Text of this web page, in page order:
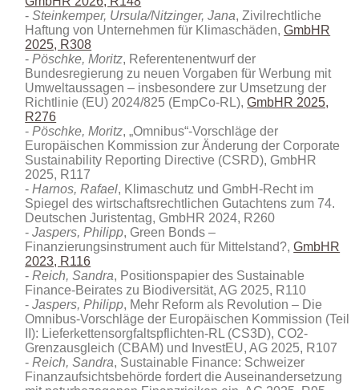
Steinkemper, Ursula/Nitzinger, Jana, Zivilrechtliche
Haftung von Unternehmen für Klimaschäden,GmbHR
2025, R308
Pöschke, Moritz, Referentenentwurf der
Bundesregierung zu neuen Vorgaben für Werbung mit
Umweltaussagen – insbesondere zur Umsetzung der
Richtlinie (EU) 2024/825 (EmpCo-RL),GmbHR 2025,
R276
Pöschke, Moritz, „Omnibus“-Vorschläge der
Europäischen Kommission zur Änderung der Corporate
Sustainability Reporting Directive (CSRD), GmbHR
2025, R117
Harnos, Rafael, Klimaschutz und GmbH-Recht im
Spiegel des wirtschaftsrechtlichen Gutachtens zum 74.
Deutschen Juristentag, GmbHR 2024, R260
Jaspers, Philipp, Green Bonds –
Finanzierungsinstrument auch für Mittelstand?,GmbHR
2023, R116
Reich, Sandra, Positionspapier des Sustainable
Finance-Beirates zu Biodiversität, AG 2025, R110
Jaspers, Philipp, Mehr Reform als Revolution – Die
Omnibus-Vorschläge der Europäischen Kommission (Teil
II): Lieferkettensorgfaltspflichten-RL (CS3D), CO2-
Grenzausgleich (CBAM) und InvestEU, AG 2025, R107
Reich, Sandra, Sustainable Finance: Schweizer
Finanzaufsichtsbehörde fordert die Auseinandersetzung